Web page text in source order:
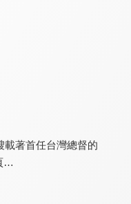
載著首任台灣總督的
…